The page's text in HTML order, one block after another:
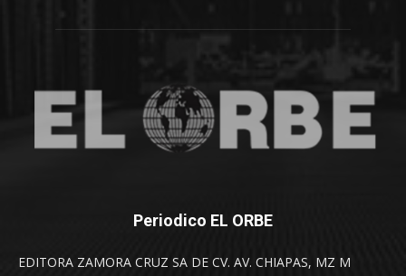
Periodico EL ORBE
EDITORA ZAMORA CRUZ SA DE CV. AV. CHIAPAS, MZ M